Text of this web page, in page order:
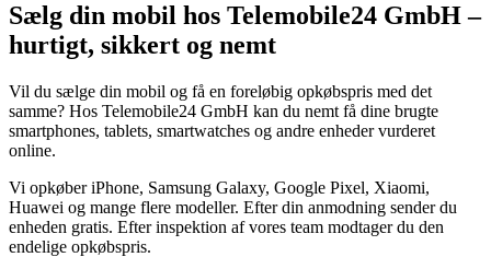
Sælg din mobil hos Telemobile24 GmbH –
hurtigt, sikkert og nemt
Vil du sælge din mobil og få en foreløbig opkøbspris med det
samme? Hos Telemobile24 GmbH kan du nemt få dine brugte
smartphones, tablets, smartwatches og andre enheder vurderet
online.
Vi opkøber iPhone, Samsung Galaxy, Google Pixel, Xiaomi,
Huawei og mange flere modeller. Efter din anmodning sender du
enheden gratis. Efter inspektion af vores team modtager du den
endelige opkøbspris.